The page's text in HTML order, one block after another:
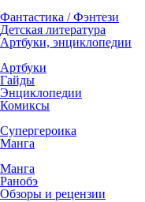
Фантастика / Фэнтези
Детская литература
Артбуки, энциклопедии
Артбуки
Гайды
Энциклопедии
Комиксы
Супергероика
Манга
Манга
Ранобэ
Обзоры и рецензии